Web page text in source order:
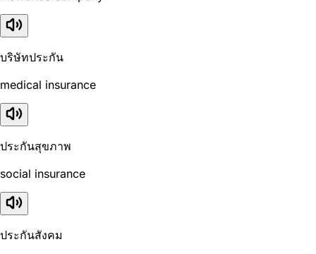
บริษัทประกัน
medical insurance
ประกันสุขภาพ
social insurance
ประกันสังคม